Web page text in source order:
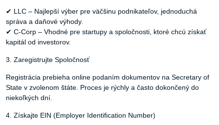
✔ LLC – Najlepší výber pre väčšinu podnikateľov, jednoduchá
správa a daňové výhody.
✔ C-Corp – Vhodné pre startupy a spoločnosti, ktoré chcú získať
kapitál od investorov.
3. Zaregistrujte Spoločnosť
Registrácia prebieha online podaním dokumentov na Secretary of
State v zvolenom štáte. Proces je rýchly a často dokončený do
niekoľkých dní.
4. Získajte EIN (Employer Identification Number)